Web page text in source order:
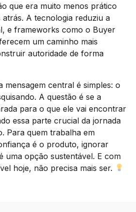
que era muito menos prático
atrás. A tecnologia reduziu a
e frameworks como o Buyer
um caminho mais
autoridade de forma
mensagem central é simples: o
A questão é se a
para o que ele vai encontrar
essa parte crucial da jornada
Para quem trabalha em
é o produto, ignorar
uma opção sustentável. E com
hoje, não precisa mais ser.